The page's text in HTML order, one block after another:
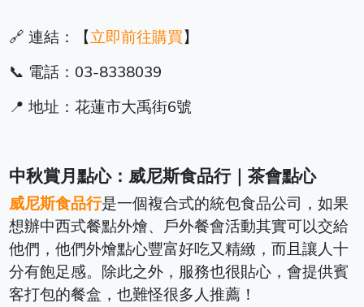
🔗 連結：【立即前往購買】
📞 電話：03-8338039
📍 地址：花蓮市大禹街6號
中秋賞月點心：威尼斯食品行｜茶會點心
威尼斯食品行是一個複合式的統包食品公司，如果
想辦中西式餐點外燴、戶外餐會活動其實可以交給
他們，他們外燴點心豐富好吃又精緻，而且讓人十
分有飽足感。除此之外，服務也很貼心，會提供賓
客打包的餐盒，也難怪很多人推薦！